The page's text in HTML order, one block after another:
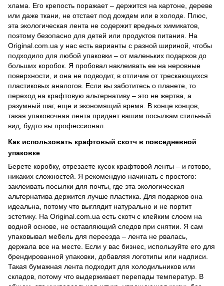
хлама. Его крепость поражает – держится на картоне, дереве
или даже ткани, не отстает под дождем или в холоде. Плюс,
эта экологическая лента не содержит вредных химикатов,
поэтому безопасно для детей или продуктов питания. На
Original.com.ua у нас есть варианты с разной шириной, чтобы
подходило для любой упаковки – от маленьких подарков до
больших коробок. Я пробовал наклеивать ее на неровные
поверхности, и она не подводит, в отличие от трескающихся
пластиковых аналогов. Если вы заботитесь о планете, то
переход на крафтовую альтернативу – это не жертва, а
разумный шаг, еще и экономящий время. В конце концов,
такая упаковочная лента придает вашим посылкам стильный
вид, будто вы профессионал.
Как использовать крафтовый скотч в повседневной
упаковке
Берете коробку, отрезаете кусок крафтовой ленты – и готово,
никаких сложностей. Я рекомендую начинать с простого:
заклеивать посылки для почты, где эта экологическая
альтернатива держится лучше пластика. Для подарков она
идеальна, потому что выглядит натурально и не портит
эстетику. На Original.com.ua есть скотч с клейким слоем на
водной основе, не оставляющий следов при снятии. Я сам
упаковывал мебель для переезда – лента не рвалась,
держала все на месте. Если у вас бизнес, используйте его для
брендированной упаковки, добавляя логотипы или надписи.
Такая бумажная лента подходит для холодильников или
складов, потому что выдерживает перепады температур. В